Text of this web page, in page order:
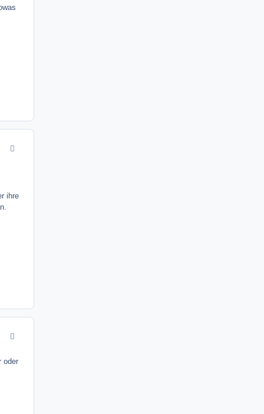
comment_9745
ihre
comment_9746
oder